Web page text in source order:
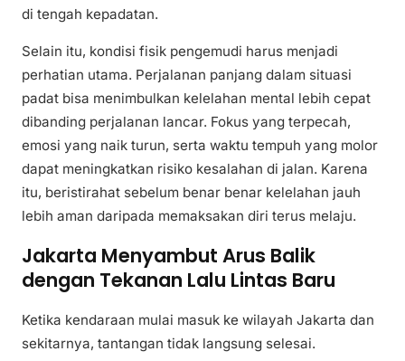
di tengah kepadatan.
Selain itu, kondisi fisik pengemudi harus menjadi
perhatian utama. Perjalanan panjang dalam situasi
padat bisa menimbulkan kelelahan mental lebih cepat
dibanding perjalanan lancar. Fokus yang terpecah,
emosi yang naik turun, serta waktu tempuh yang molor
dapat meningkatkan risiko kesalahan di jalan. Karena
itu, beristirahat sebelum benar benar kelelahan jauh
lebih aman daripada memaksakan diri terus melaju.
Jakarta Menyambut Arus Balik
dengan Tekanan Lalu Lintas Baru
Ketika kendaraan mulai masuk ke wilayah Jakarta dan
sekitarnya, tantangan tidak langsung selesai.